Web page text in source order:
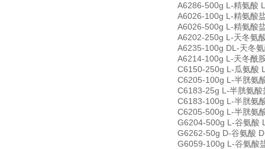
A6286-500g L-精氨酸
A6026-100g L-精氨酸
A6026-500g L-精氨酸
A6202-250g L-天冬氨
A6235-100g DL-天冬
A6214-100g L-天冬酰
C6150-250g L-瓜氨酸
C6205-100g L-半胱氨
C6183-25g L-半胱氨
C6183-100g L-半胱氨
C6205-500g L-半胱氨
G6204-500g L-谷氨酸
G6262-50g D-谷氨酸
G6059-100g L-谷氨酸